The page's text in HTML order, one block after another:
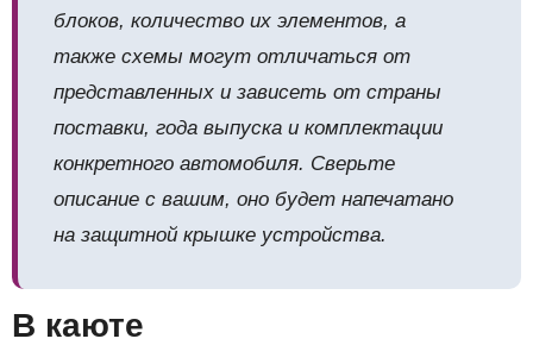
блоков, количество их элементов, а
также схемы могут отличаться от
представленных и зависеть от страны
поставки, года выпуска и комплектации
конкретного автомобиля. Сверьте
описание с вашим, оно будет напечатано
на защитной крышке устройства.
В каюте